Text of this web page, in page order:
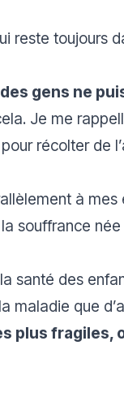
reste toujours
gens ne
Je me
récolter de
à
souffrance
santé des
maladie que
plus fragiles,